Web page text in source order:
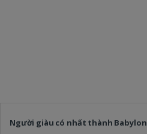
Người giàu có nhất thành Babylon